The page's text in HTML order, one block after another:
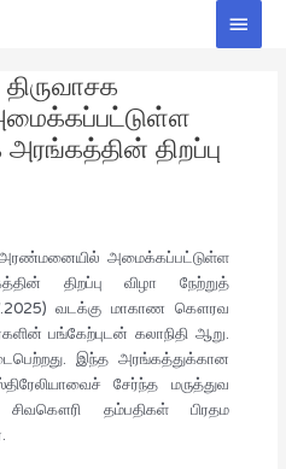
Main
திருவாசக
அரங்கத்தின் திறப்பு
அரண்மனையில் அமைக்கப்பட்டுள்ள
திறப்பு விழா நேற்றுத்
வடக்கு மாகாண கௌரவ
பங்கேற்புடன் கலாநிதி ஆறு.
இந்த அரங்கத்துக்கான
சேர்ந்த மருத்துவ
தம்பதிகள் பிரதம